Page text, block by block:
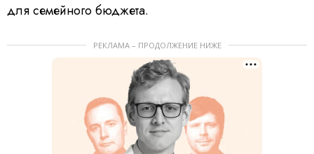
для семейного бюджета.
РЕКЛАМА – ПРОДОЛЖЕНИЕ НИЖЕ